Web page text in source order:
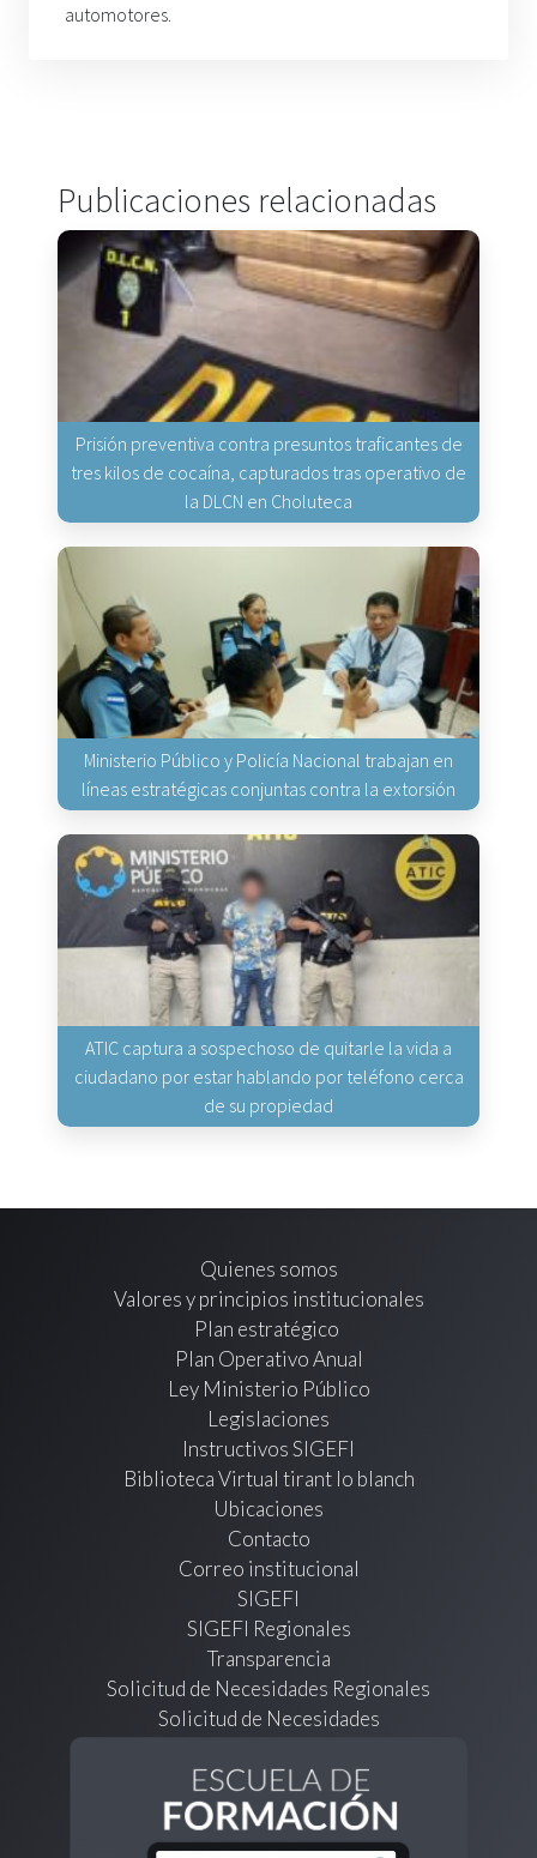
automotores.
Publicaciones relacionadas
Prisión preventiva contra presuntos traficantes de
tres kilos de cocaína, capturados tras operativo de
la DLCN en Choluteca
Ministerio Público y Policía Nacional trabajan en
líneas estratégicas conjuntas contra la extorsión
ATIC captura a sospechoso de quitarle la vida a
ciudadano por estar hablando por teléfono cerca
de su propiedad
Quienes somos
Valores y principios institucionales
Plan estratégico
Plan Operativo Anual
Ley Ministerio Público
Legislaciones
Instructivos SIGEFI
Biblioteca Virtual tirant lo blanch
Ubicaciones
Contacto
Correo institucional
SIGEFI
SIGEFI Regionales
Transparencia
Solicitud de Necesidades Regionales
Solicitud de Necesidades